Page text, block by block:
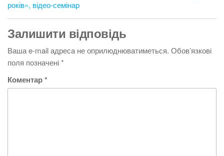
років», відео-семінар
Залишити відповідь
Ваша e-mail адреса не оприлюднюватиметься. Обов’язкові
поля позначені*
Коментар*